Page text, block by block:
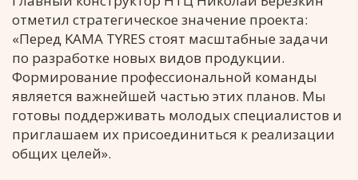
отметил стратегическое значение проекта:
«Перед KAMA TYRES стоят масштабные задачи
по разработке новых видов продукции.
Формирование профессиональной команды
является важнейшей частью этих планов. Мы
готовы поддерживать молодых специалистов и
приглашаем их присоединиться к реализации
общих целей».